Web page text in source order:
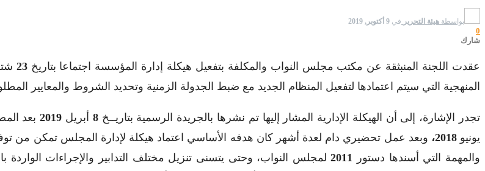
بواسطة هيئة التحرير في 9 أكتوبر, 2019
0
شارك
عقدت اللجنة المنبثقة عن مكتب مجلس النواب والمكلفة بتفعيل هيكلة إدارة المؤسسة اجتماعا بتاريخ23
المنهجية التي سيتم اعتمادها لتفعيل المنظام الجديد مع ضبط الجدولة الزمنية وتحديد الشروط والمعايير
تجدر الإشارة، إلى أن الهيكلة الإدارية المشار إليها تم نشرها بالجريدة الرسمية بتاريــخ8 أبريل 2019
يونيو2018، وبعد عمل تحضيري دام لعدة أشهر كان هدفه الأساسي اعتماد هيكلة لإدارة المجلس تمكن من
والمهمة التي أسندها دستور 2011لمجلس النواب، وحتى يتسنى تنزيل مختلف التدابير والإجراءات